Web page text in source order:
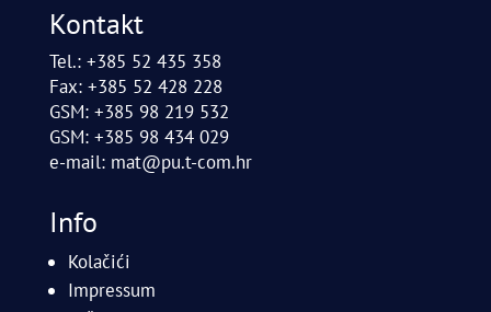
Kontakt
Tel.: +385 52 435 358
Fax: +385 52 428 228
GSM: +385 98 219 532
GSM: +385 98 434 029
e-mail: mat@pu.t-com.hr
Info
Kolačići
Impressum